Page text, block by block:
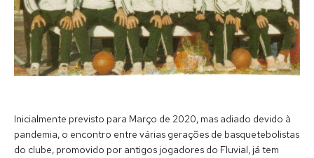
Inicialmente previsto para Março de 2020, mas adiado devido à
pandemia, o encontro entre várias gerações de basquetebolistas
do clube, promovido por antigos jogadores do Fluvial, já tem